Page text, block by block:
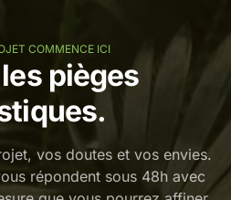
COMMENCE ICI
pièges
vos doutes et vos envies.
répondent sous 48h avec